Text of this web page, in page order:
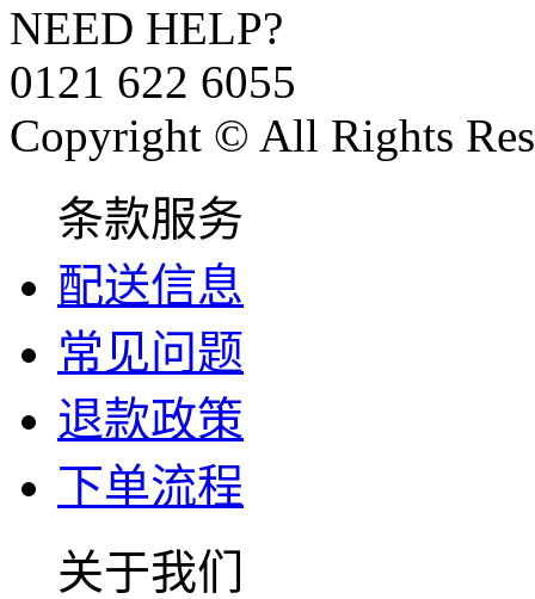
NEED HELP?
0121 622 6055
Copyright © All Rights
条款服务
配送信息
常见问题
退款政策
下单流程
关于我们